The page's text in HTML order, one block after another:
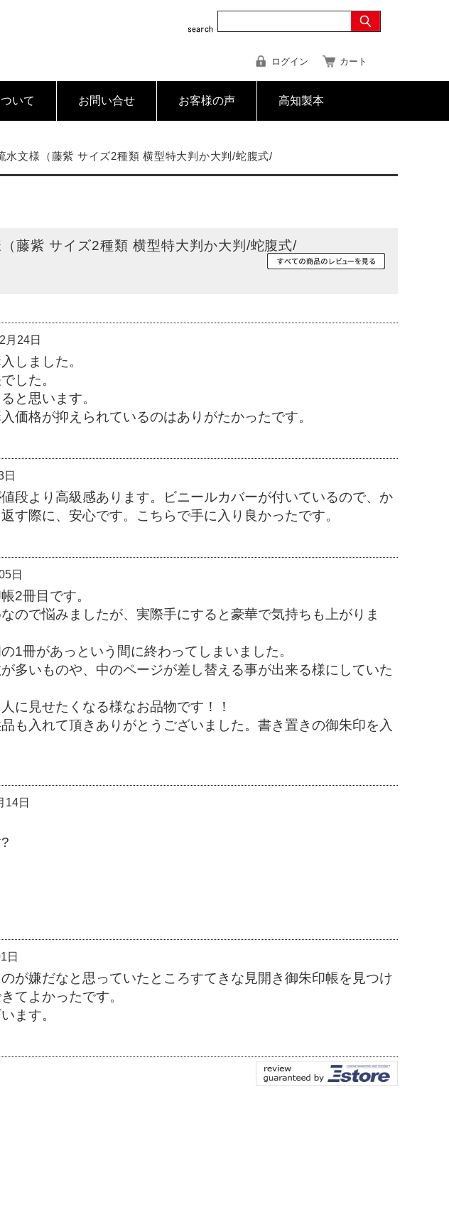
ログイン カート
いて お問い合せ お客様の声 高知製本
文様（藤紫 サイズ2種類 横型特大判か大判/蛇腹式/
藤紫 サイズ2種類 横型特大判か大判/蛇腹式/
月24日
しました。
した。
と思います。
価格が抑えられているのはありがたかったです。
日
段より高級感あります。ビニールカバーが付いているので、か
す際に、安心です。こちらで手に入り良かったです。
日
2冊目です。
ので悩みましたが、実際手にすると豪華で気持ちも上がりま
1冊があっという間に終わってしまいました。
多いものや、中のページが差し替える事が出来る様にしていた
に見せたくなる様なお品物です！！
も入れて頂きありがとうございました。書き置きの御朱印を入
14日
日
が嫌だなと思っていたところすてきな見開き御朱印帳を見つけ
てよかったです。
ます。